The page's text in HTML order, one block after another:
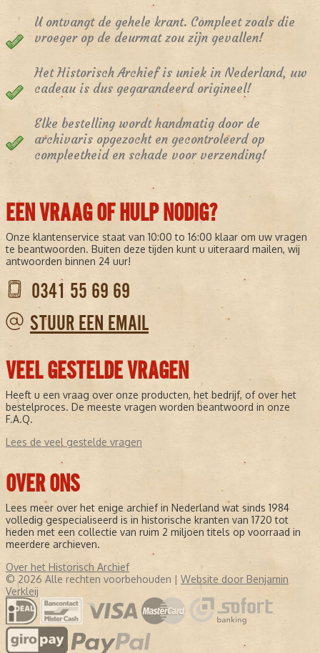
U ontvangt de gehele krant. Compleet zoals die
vroeger op de deurmat zou zijn gevallen!
Het Historisch Archief is uniek in Nederland, uw
cadeau is dus gegarandeerd origineel!
Elke bestelling wordt handmatig door de
archivaris opgezocht en gecontroleerd op
compleetheid en schade voor verzending!
EEN VRAAG OF HULP NODIG?
Onze klantenservice staat van 10:00 to 16:00 klaar om uw vragen
te beantwoorden. Buiten deze tijden kunt u uiteraard mailen, wij
antwoorden binnen 24 uur!
0341 55 69 69
STUUR EEN EMAIL
VEEL GESTELDE VRAGEN
Heeft u een vraag over onze producten, het bedrijf, of over het
bestelproces. De meeste vragen worden beantwoord in onze
F.A.Q.
Lees de veel gestelde vragen
OVER ONS
Lees meer over het enige archief in Nederland wat sinds 1984
volledig gespecialiseerd is in historische kranten van 1720 tot
heden met een collectie van ruim 2 miljoen titels op voorraad in
meerdere archieven.
Over het Historisch Archief
© 2026 Alle rechten voorbehouden | Website door Benjamin
Verkleij